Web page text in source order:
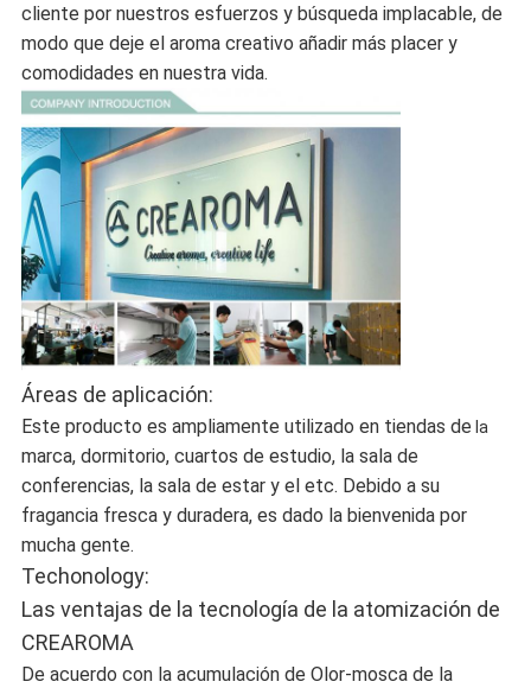
cliente por nuestros esfuerzos y búsqueda implacable, de
modo que deje el aroma creativo añadir más placer y
comodidades en nuestra vida.
Áreas de aplicación:
Este producto es ampliamente utilizado en tiendas de la
marca, dormitorio, cuartos de estudio, la sala de
conferencias, la sala de estar y el etc. Debido a su
fragancia fresca y duradera, es dado la bienvenida por
mucha gente.
Techonology:
Las ventajas de la tecnología de la atomización de
CREAROMA
De acuerdo con la acumulación de Olor-mosca de la